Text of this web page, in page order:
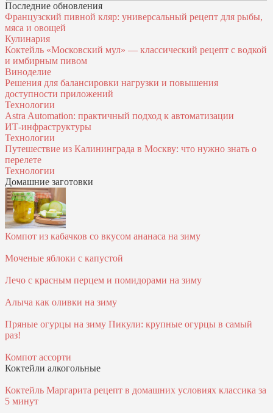
Последние обновления
Французский пивной кляр: универсальный рецепт для рыбы,
мяса и овощей
Кулинария
Коктейль «Московский мул» — классический рецепт с водкой
и имбирным пивом
Виноделие
Решения для балансировки нагрузки и повышения
доступности приложений
Технологии
Astra Automation: практичный подход к автоматизации
ИТ‑инфраструктуры
Технологии
Путешествие из Калининграда в Москву: что нужно знать о
перелете
Технологии
Домашние заготовки
Компот из кабачков со вкусом ананаса на зиму
Моченые яблоки с капустой
Лечо с красным перцем и помидорами на зиму
Алыча как оливки на зиму
Пряные огурцы на зиму Пикули: крупные огурцы в самый
раз!
Компот ассорти
Коктейли алкогольные
Коктейль Маргарита рецепт в домашних условиях классика за
5 минут